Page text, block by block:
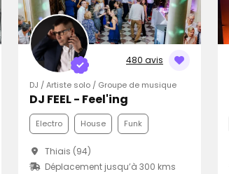
480 avis
DJ / Artiste solo / Groupe de musique
DJ FEEL - Feel'ing
Electro House Funk
Thiais (94)
Déplacement jusqu’à 300 kms